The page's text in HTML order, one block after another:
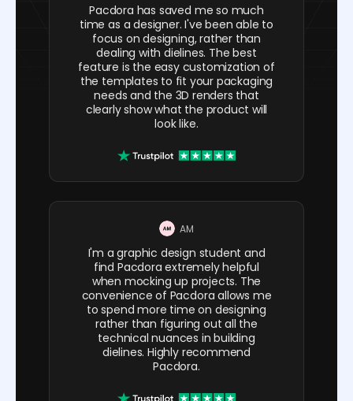
Pacdora has saved me so much
time as a designer. I've been able to
focus on designing, rather than
dealing with dielines. The best
feature is the easy customization of
the templates to fit your packaging
needs and the 3D renders that
clearly show what the product will
look like.
AM
I'm a graphic design student and
find Pacdora extremely helpful
when mocking up projects. The
convenience of Pacdora allows me
to spend more time on designing
rather than figuring out all the
technical nuances in building
dielines. Highly recommend
Pacdora.